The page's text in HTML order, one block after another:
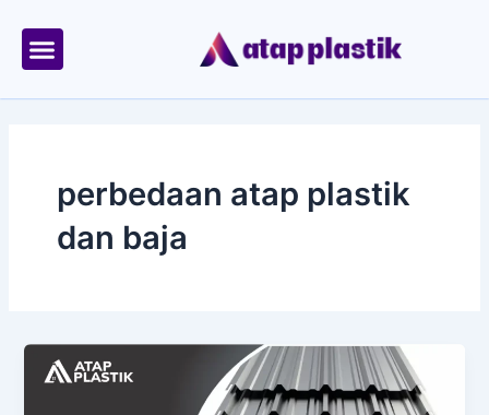
content
perbedaan atap plastik
dan baja